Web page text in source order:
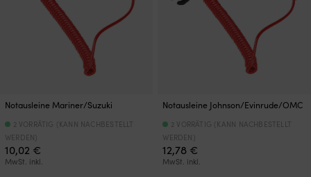
Notausleine Mariner/Suzuki
10,02 €
MwSt. inkl.
2 VORRÄTIG (KANN NACHBESTELLT
WERDEN)
Notausleine Johnson/Evinrude/OMC
12,78 €
MwSt. inkl.
2 VORRÄTIG (KANN NACHBESTELLT
WERDEN)